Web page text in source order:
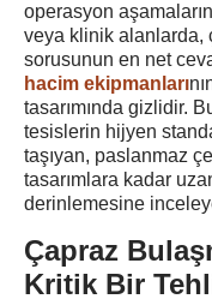
operasyon
veya klinik alanlarda,
sorusunun en net
hacim ekipmanları
tasarımında gizlidir.
tesislerin hijyen
taşıyan, paslanmaz
tasarımlara kadar
derinlemesine
Çapraz
Kritik Bir